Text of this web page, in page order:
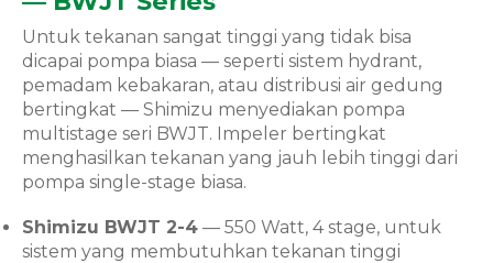
Untuk tekanan sangat tinggi yang tidak bisa
dicapai pompa biasa — seperti sistem hydrant,
pemadam kebakaran, atau distribusi air gedung
bertingkat — Shimizu menyediakan pompa
multistage seri BWJT. Impeler bertingkat
menghasilkan tekanan yang jauh lebih tinggi dari
pompa single-stage biasa.
Shimizu BWJT 2-4 — 550 Watt, 4 stage, untuk
sistem yang membutuhkan tekanan tinggi